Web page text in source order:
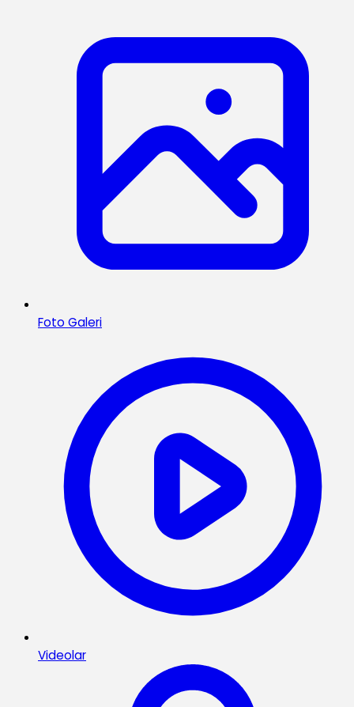
Foto Galeri
Videolar